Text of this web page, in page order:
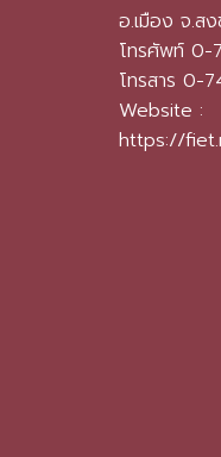
อ.เมือง จ.ส
โทรศัพท์ 0-
โทรสาร 0-
Website :
https://